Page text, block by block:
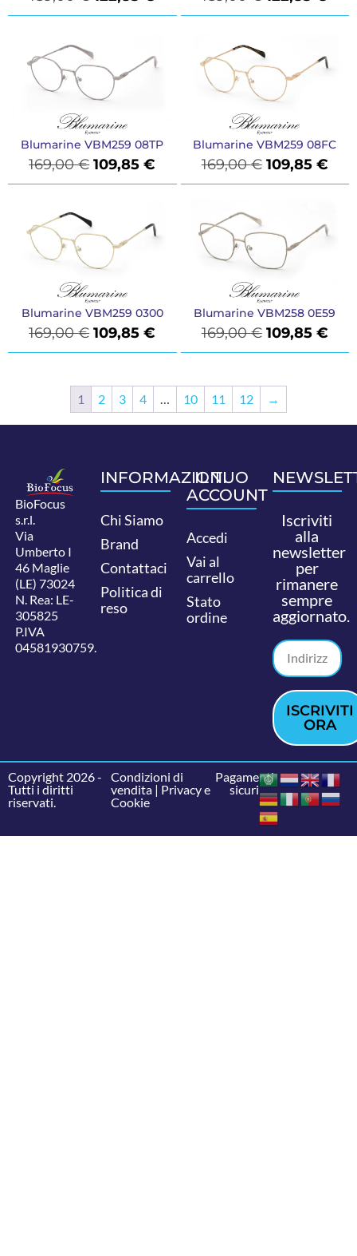
Blumarine VBM259 08TP
169,00€ 109,85€
Blumarine VBM259 08FC
169,00€ 109,85 €
Blumarine VBM259 0300
169,00€ 109,85€
Blumarine VBM258 0E59
169,00€ 109,85 €
1 2 3 4 10 11 12 →
BioFocus
s.r.l.
Via
Umberto I
46 Maglie
(LE) 73024
N. Rea: LE-
305825
P.IVA
04581930759.
INFORMAZIONI
Chi Siamo
Brand
Contattaci
Politica di
reso
IL TUO
ACCOUNT
Accedi
Vai al
carrello
Stato
ordine
Iscriviti
alla
newsletter
per
rimanere
sempre
aggiornato.
ISCRIVITI
ORA
Copyright 2026 -
Tutti i diritti
riservati.
Condizioni di
vendita| Privacy e
Cookie
Pagamenti
sicuri